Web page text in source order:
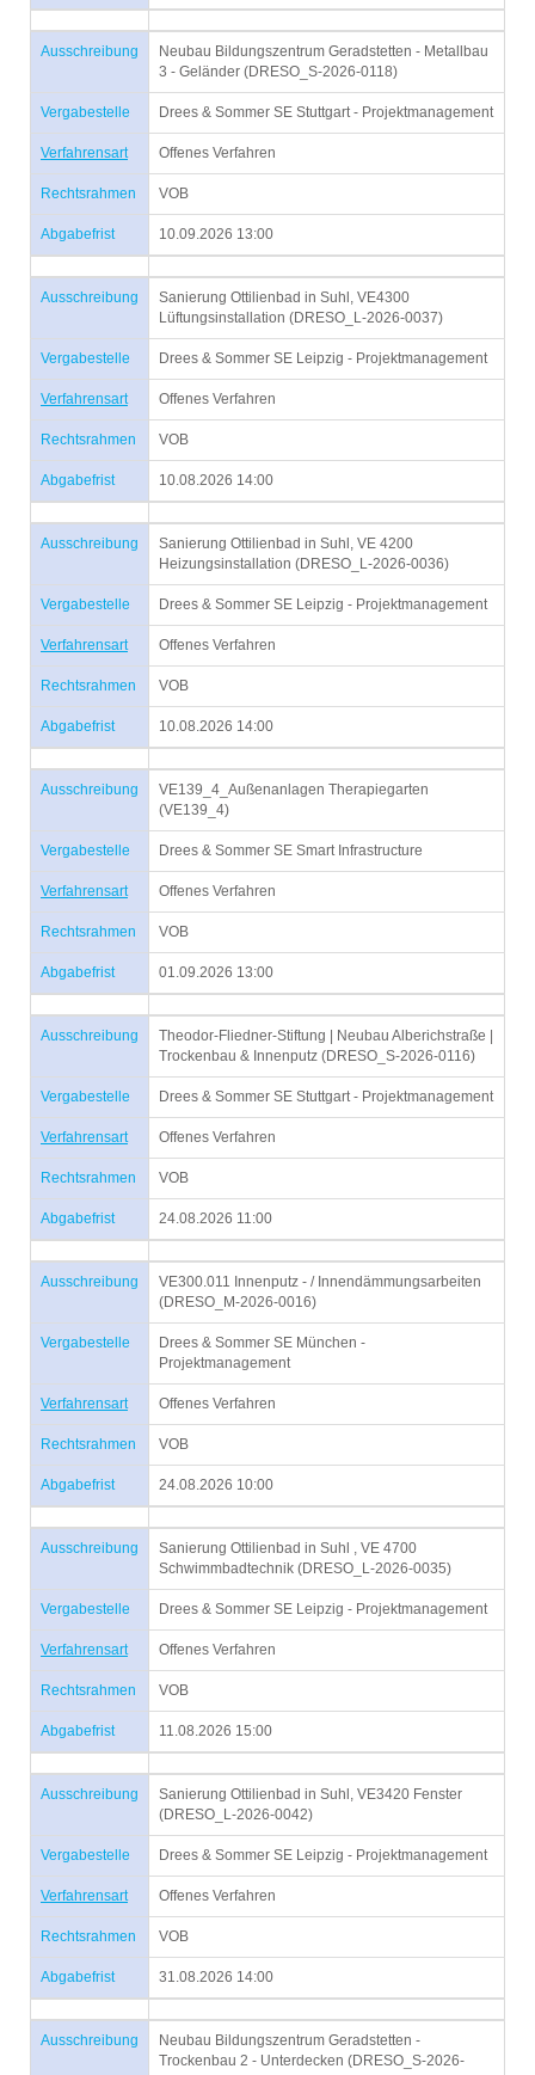
Ausschreibung
Neubau Bildungszentrum Geradstetten - Metallbau
3 - Geländer (DRESO_S-2026-0118)
Vergabestelle Drees & Sommer SE Stuttgart - Projektmanagement
Verfahrensart Offenes Verfahren
Rechtsrahmen VOB
Abgabefrist 10.09.2026 13:00
Ausschreibung
Sanierung Ottilienbad in Suhl, VE4300
Lüftungsinstallation (DRESO_L-2026-0037)
Vergabestelle Drees & Sommer SE Leipzig - Projektmanagement
Verfahrensart Offenes Verfahren
Rechtsrahmen VOB
Abgabefrist 10.08.2026 14:00
Ausschreibung
Sanierung Ottilienbad in Suhl, VE 4200
Heizungsinstallation (DRESO_L-2026-0036)
Vergabestelle Drees & Sommer SE Leipzig - Projektmanagement
Verfahrensart Offenes Verfahren
Rechtsrahmen VOB
Abgabefrist 10.08.2026 14:00
Ausschreibung
VE139_4_Außenanlagen Therapiegarten
(VE139_4)
Vergabestelle Drees & Sommer SE Smart Infrastructure
Verfahrensart Offenes Verfahren
Rechtsrahmen VOB
Abgabefrist 01.09.2026 13:00
Ausschreibung
Theodor-Fliedner-Stiftung | Neubau Alberichstraße |
Trockenbau & Innenputz (DRESO_S-2026-0116)
Vergabestelle Drees & Sommer SE Stuttgart - Projektmanagement
Verfahrensart Offenes Verfahren
Rechtsrahmen VOB
Abgabefrist 24.08.2026 11:00
Ausschreibung
VE300.011 Innenputz - / Innendämmungsarbeiten
(DRESO_M-2026-0016)
Vergabestelle
Drees & Sommer SE München -
Projektmanagement
Verfahrensart Offenes Verfahren
Rechtsrahmen VOB
Abgabefrist 24.08.2026 10:00
Ausschreibung
Sanierung Ottilienbad in Suhl , VE 4700
Schwimmbadtechnik (DRESO_L-2026-0035)
Vergabestelle Drees & Sommer SE Leipzig - Projektmanagement
Verfahrensart Offenes Verfahren
Rechtsrahmen VOB
Abgabefrist 11.08.2026 15:00
Ausschreibung
Sanierung Ottilienbad in Suhl, VE3420 Fenster
(DRESO_L-2026-0042)
Vergabestelle Drees & Sommer SE Leipzig - Projektmanagement
Verfahrensart Offenes Verfahren
Rechtsrahmen VOB
Abgabefrist 31.08.2026 14:00
Ausschreibung
Neubau Bildungszentrum Geradstetten -
Trockenbau 2 - Unterdecken (DRESO_S-2026-